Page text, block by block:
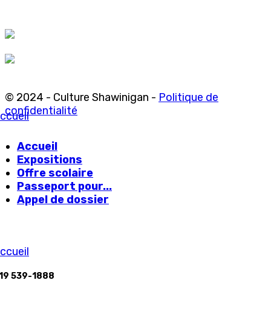
© 2024 - Culture Shawinigan - Politique de
confidentialité
Accueil
Expositions
Offre scolaire
Passeport pour...
Appel de dossier
539-1888